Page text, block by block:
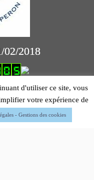
02/2018
d'utiliser ce site, vous
votre expérience de
- Gestions des cookies